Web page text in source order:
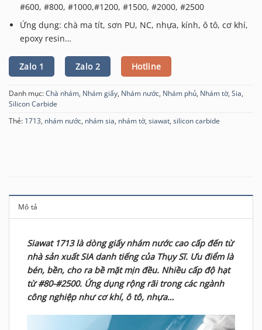
#600, #800, #1000,#1200, #1500, #2000, #2500
Ứng dụng: chà ma tít, sơn PU, NC, nhựa, kính, ô tô, cơ khí,
epoxy resin…
Zalo 1 Zalo 2 Hotline
Danh mục: Chà nhám Nhám giấy Nhám nước Nhám phủ Nhám tờ, Sia
Silicon Carbide
Thẻ: 1713 nhám nước nhám sia nhám tờ, siawat silicon carbide
Mô tả
Siawat 1713 là dòng giấy nhám nước cao cấp đến từ
nhà sản xuất SIA danh tiếng của Thụy Sĩ. Ưu điểm là
bén, bền, cho ra bề mặt mịn đều. Nhiều cấp độ hạt
từ #80-#2500. Ứng dụng rộng rãi trong các ngành
công nghiệp như cơ khí, ô tô, nhựa…